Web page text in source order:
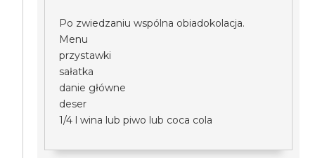
Po zwiedzaniu wspólna obiadokolacja.
Menu
przystawki
sałatka
danie główne
deser
1/4 l wina lub piwo lub coca cola